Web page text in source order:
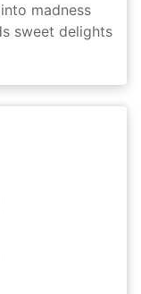
madness
sweet delights